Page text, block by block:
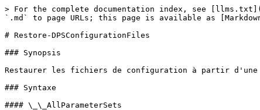
> For the complete documentation index, see
`.md` to page URLs; this page is available as
# Restore-DPSConfigurationFiles
### Synopsis
Restaurer les fichiers de configuration à partir d'une
### Syntaxe
#### \_\_AllParameterSets